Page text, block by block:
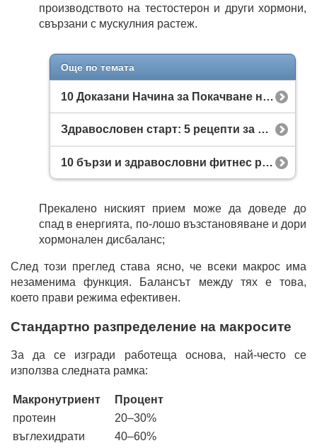
производството на тестостерон и други хормони,
свързани с мускулния растеж.
Още по темата
10 Доказани Начина за Покачване на Килограми
Здравословен старт: 5 рецепти за закуска с чиа, овесени ядки и протеин
10 бързи и здравословни фитнес рецепти за закуска, обяд и вечеря
Прекалено ниският прием може да доведе до
спад в енергията, по-лошо възстановяване и дори
хормонален дисбаланс;
След този преглед става ясно, че всеки макрос има
незаменима функция. Балансът между тях е това,
което прави режима ефективен.
Стандартно разпределение на макросите
За да се изгради работеща основа, най-често се
използва следната рамка:
Макронутриент
Процент
протеин
20–30%
въглехидрати
40–60%